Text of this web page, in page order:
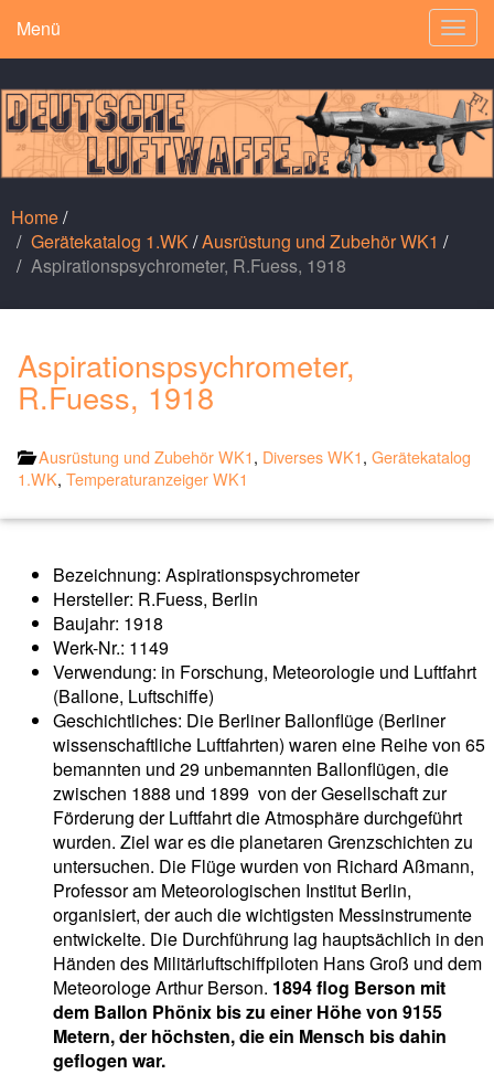
Menü
Home/
Gerätekatalog 1.WK/Ausrüstung und Zubehör WK1 /
Aspirationspsychrometer, R.Fuess, 1918
Aspirationspsychrometer,
R.Fuess, 1918
Ausrüstung und Zubehör WK1, Diverses WK1, Gerätekatalog
1.WK, Temperaturanzeiger WK1
Bezeichnung: Aspirationspsychrometer
Hersteller: R.Fuess, Berlin
Baujahr: 1918
Werk-Nr.: 1149
Verwendung: in Forschung, Meteorologie und Luftfahrt
(Ballone, Luftschiffe)
Geschichtliches: Die Berliner Ballonflüge (Berliner
wissenschaftliche Luftfahrten) waren eine Reihe von 65
bemannten und 29 unbemannten Ballonflügen, die
zwischen 1888 und 1899 von der Gesellschaft zur
Förderung der Luftfahrt die Atmosphäre durchgeführt
wurden. Ziel war es die planetaren Grenzschichten zu
untersuchen. Die Flüge wurden von Richard Aßmann,
Professor am Meteorologischen Institut Berlin,
organisiert, der auch die wichtigsten Messinstrumente
entwickelte. Die Durchführung lag hauptsächlich in den
Händen des Militärluftschiffpiloten Hans Groß und dem
Meteorologe Arthur Berson. 1894 flog Berson mit
dem Ballon Phönix bis zu einer Höhe von 9155
Metern, der höchsten, die ein Mensch bis dahin
geflogen war.